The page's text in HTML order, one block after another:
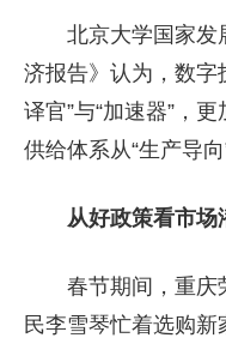
北京大学国家发
济报告》认为，数字
译官”与“加速器”，
供给体系从“生产导向
从好政策看市场
春节期间，重庆
民李雪琴忙着选购新